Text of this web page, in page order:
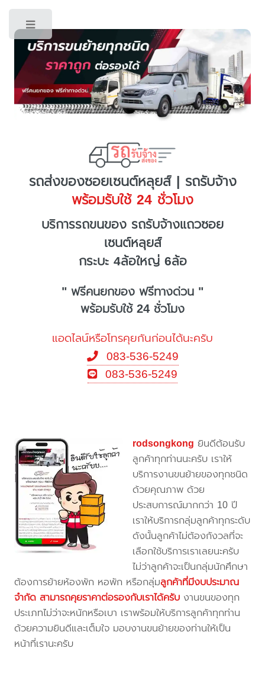
รถส่งของซอยเซนต์หลุยส์ | รถรับจ้าง
พร้อมรับใช้ 24 ชั่วโมง
บริการรถขนของ รถรับจ้างแถวซอย
เซนต์หลุยส์
กระบะ 4ล้อใหญ่ 6ล้อ
" ฟรีคนยกของ ฟรีทางด่วน "
พร้อมรับใช้ 24 ชั่วโมง
แอดไลน์หรือโทรคุยกันก่อนได้นะครับ
083-536-5249
083-536-5249
rodsongkong ยินดีต้อนรับ
ลูกค้าทุกท่านนะครับ เราให้
บริการงานขนย้ายของทุกชนิด
ด้วยคุณภาพ ด้วย
ประสบการณ์มากกว่า 10 ปี
เราให้บริการกลุ่มลูกค้าทุกระดับ
ดังนั้นลูกค้าไม่ต้องกังวลที่จะ
เลือกใช้บริการเราเลยนะครับ
ไม่ว่าลูกค้าจะเป็นกลุ่มนักศึกษา
ต้องการย้ายห้องพัก หอพัก หรือกลุ่มลูกค้าที่มีงบประมาณ
จำกัด สามารถคุยราคาต่อรองกับเราได้ครับ งานขนของทุก
ประเภทไม่ว่าจะหนักหรือเบา เราพร้อมให้บริการลูกค้าทุกท่าน
ด้วยความยินดีและเต็มใจ มอบงานขนย้ายของท่านให้เป็น
หน้าที่เรานะครับ
Toggle